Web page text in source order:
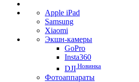
Apple iPad
Samsung
Xiaomi
Экшн-камеры
GoPro
Insta360
DJI Новинка
Фотоаппараты